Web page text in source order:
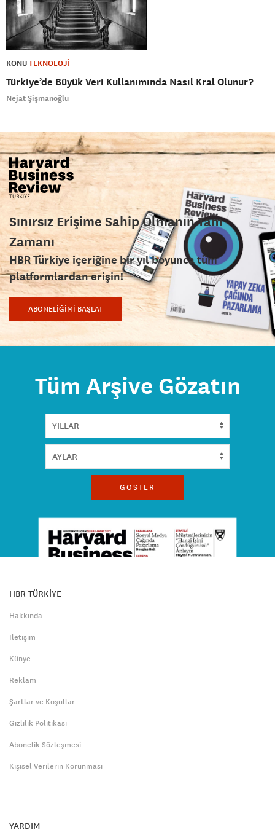
KONUTEKNOLOJİ
Türkiye’de Büyük Veri Kullanımında Nasıl Kral Olunur?
Nejat Şişmanoğlu
Sınırsız Erişime Sahip Olmanın Tam
Zamanı
HBR Türkiye içeriğine bir yıl boyunca tüm
platformlardan erişin!
ABONELİĞİMİ BAŞLAT
Tüm Arşive Gözatın
GÖSTER
HBR TÜRKİYE
Hakkında
İletişim
Künye
Reklam
Şartlar ve Koşullar
Gizlilik Politikası
Abonelik Sözleşmesi
Kişisel Verilerin Korunması
YARDIM